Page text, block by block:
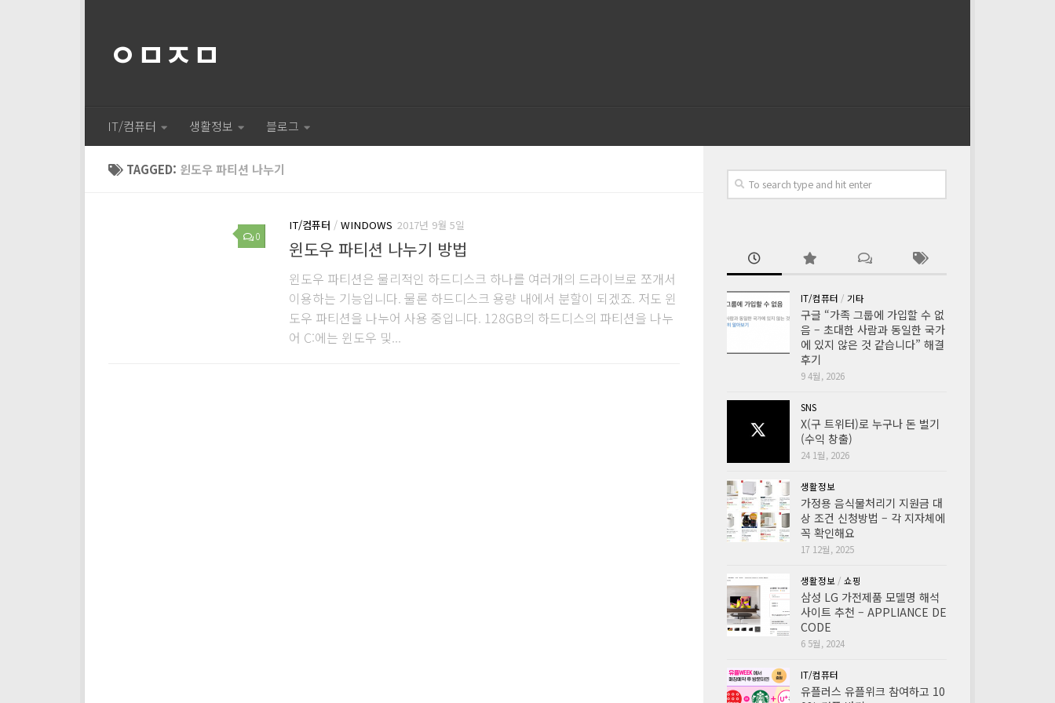
ㅇㅁㅈㅁ
IT/컴퓨터 생활정보 블로그
TAGGED: 윈도우 파티션 나누기
0
IT/컴퓨터 / WINDOWS 2017년 9월 5일
윈도우 파티션 나누기 방법
윈도우 파티션은 물리적인 하드디스크 하나를 여러개의 드라이브로 쪼개서
이용하는 기능입니다. 물론 하드디스크 용량 내에서 분할이 되겠죠. 저도 윈
도우 파티션을 나누어 사용 중입니다. 128GB의 하드디스의 파티션을 나누
어 C:에는 윈도우 및...
IT/컴퓨터 / 기타
구글 “가족 그룹에 가입할 수 없
음 – 초대한 사람과 동일한 국가
에 있지 않은 것 같습니다” 해결
후기
9 4월, 2026
SNS
X(구 트위터)로 누구나 돈 벌기
(수익 창출)
24 1월, 2026
생활정보
가정용 음식물처리기 지원금 대
상 조건 신청방법 – 각 지자체에
꼭 확인해요
17 12월, 2025
생활정보 / 쇼핑
삼성 LG 가전제품 모델명 해석
사이트 추천 – APPLIANCE DE
CODE
6 5월, 2024
IT/컴퓨터
유플러스 유플위크 참여하고 10